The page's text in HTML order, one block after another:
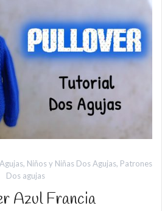
, Niños y Niñas Dos Agujas, Patrones
Dos agujas
Azul Francia